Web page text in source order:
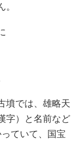
墳では、雄略天
字）と名前など
ていて、国宝